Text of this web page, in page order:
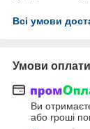
Всі умови
Умови оплати
Ви
або гроші